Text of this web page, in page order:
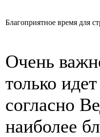
Благоприятное время для
Очень
только
согласно
наиболее